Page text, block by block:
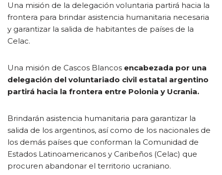
Una misión de la delegación voluntaria partirá hacia la
frontera para brindar asistencia humanitaria necesaria
y garantizar la salida de habitantes de países de la
Celac.
Una misión de Cascos Blancos encabezada por una
delegación del voluntariado civil estatal argentino
partirá hacia la frontera entre Polonia y Ucrania.
Brindarán asistencia humanitaria para garantizar la
salida de los argentinos, así como de los nacionales de
los demás países que conforman la Comunidad de
Estados Latinoamericanos y Caribeños (Celac) que
procuren abandonar el territorio ucraniano.